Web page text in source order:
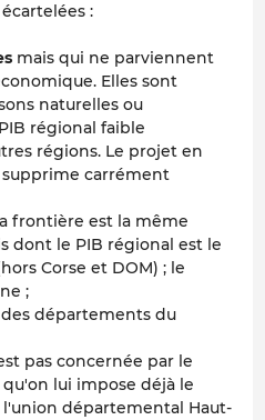
:
mais qui ne parviennent
Elles sont
naturelles ou
régional faible
régions. Le projet en
carrément
frontière est la même
dont le PIB régional est le
Corse et DOM) ; le
;
départements du
pas concernée par le
lui impose déjà le
départemental Haut-